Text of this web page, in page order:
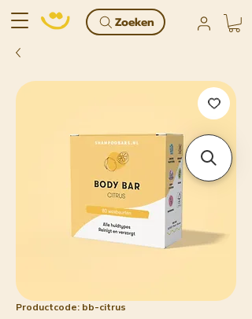
Zoeken
Productcode: bb-citrus